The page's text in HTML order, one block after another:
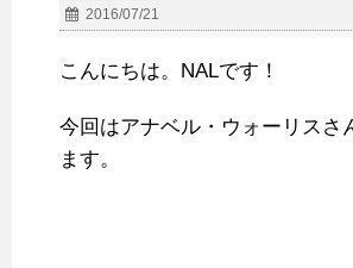
2016/07/21
こんにちは。NALです！
今回はアナベル・ウォーリスさ
ます。